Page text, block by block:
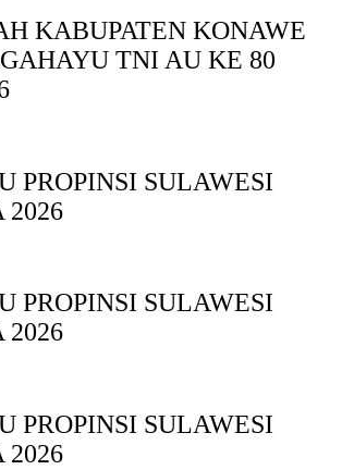
KABUPATEN KONAWE
TNI AU KE 80
PROPINSI SULAWESI
2026
PROPINSI SULAWESI
2026
PROPINSI SULAWESI
2026